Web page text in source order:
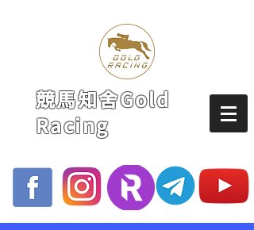
競馬知舍Gold
Racing